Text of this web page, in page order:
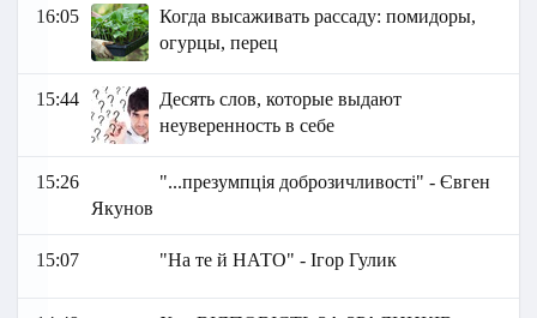
16:05
Когда высаживать рассаду: помидоры,
огурцы, перец
15:44
Десять слов, которые выдают
неуверенность в себе
15:26
"...презумпція доброзичливості" - Євген
Якунов
15:07 "На те й НАТО" - Ігор Гулик